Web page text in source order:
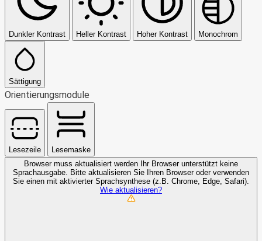
Dunkler Kontrast Heller Kontrast Hoher Kontrast Monochrom
Sättigung
Orientierungsmodule
Lesezeile
Lesemaske
Browser muss aktualisiert werden
Ihr Browser unterstützt keine
Sprachausgabe. Bitte aktualisieren Sie Ihren Browser oder verwenden
Sie einen mit aktivierter Sprachsynthese (z.B. Chrome, Edge, Safari).
Wie aktualisieren?